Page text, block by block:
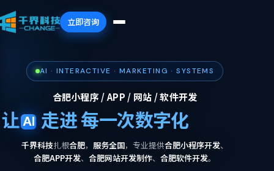
立即咨询
AI · INTERACTIVE · MARKETING · SYSTEMS
合肥小程序 / APP / 网站 / 软件开发
让AI 走进每一次数字化
千界科技扎根合肥， 服务全国，专业提供合肥小程序开发、
合肥APP开发、 合肥网站开发制作、 合肥软件开发。